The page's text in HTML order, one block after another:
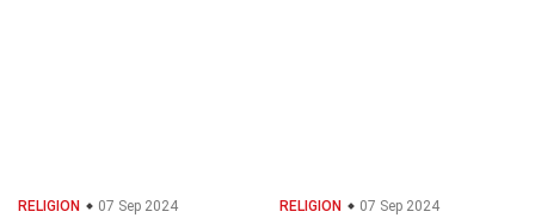
RELIGION 07 Sep 2024 RELIGION 07 Sep 2024